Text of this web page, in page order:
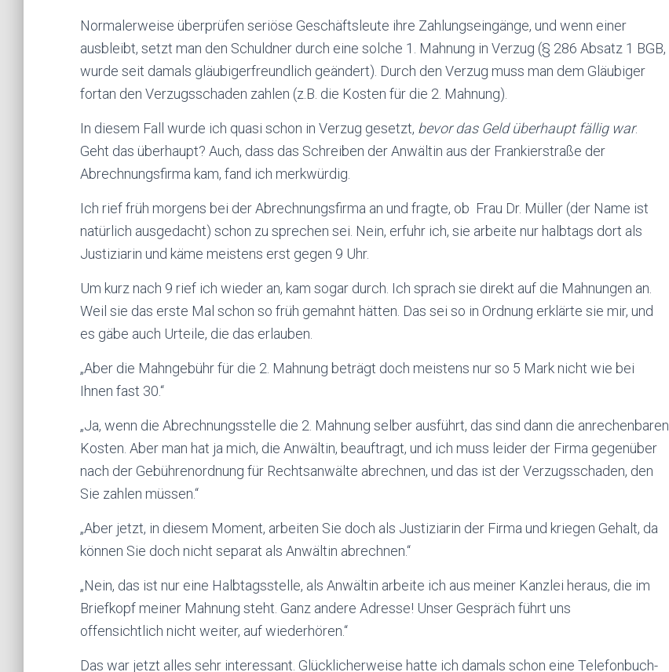
Normalerweise überprüfen seriöse Geschäftsleute ihre Zahlungseingänge, und wenn einer
ausbleibt, setzt man den Schuldner durch eine solche 1. Mahnung in Verzug (§ 286 Absatz 1 BGB,
wurde seit damals gläubigerfreundlich geändert). Durch den Verzug muss man dem Gläubiger
fortan den Verzugsschaden zahlen (z.B. die Kosten für die 2. Mahnung).
In diesem Fall wurde ich quasi schon in Verzug gesetzt, bevor das Geld überhaupt fällig war.
Geht das überhaupt? Auch, dass das Schreiben der Anwältin aus der Frankierstraße der
Abrechnungsfirma kam, fand ich merkwürdig.
Ich rief früh morgens bei der Abrechnungsfirma an und fragte, ob Frau Dr. Müller (der Name ist
natürlich ausgedacht) schon zu sprechen sei. Nein, erfuhr ich, sie arbeite nur halbtags dort als
Justiziarin und käme meistens erst gegen 9 Uhr.
Um kurz nach 9 rief ich wieder an, kam sogar durch. Ich sprach sie direkt auf die Mahnungen an.
Weil sie das erste Mal schon so früh gemahnt hätten. Das sei so in Ordnung erklärte sie mir, und
es gäbe auch Urteile, die das erlauben.
„Aber die Mahngebühr für die 2. Mahnung beträgt doch meistens nur so 5 Mark nicht wie bei
Ihnen fast 30.“
„Ja, wenn die Abrechnungsstelle die 2. Mahnung selber ausführt, das sind dann die anrechenbaren
Kosten. Aber man hat ja mich, die Anwältin, beauftragt, und ich muss leider der Firma gegenüber
nach der Gebührenordnung für Rechtsanwälte abrechnen, und das ist der Verzugsschaden, den
Sie zahlen müssen.“
„Aber jetzt, in diesem Moment, arbeiten Sie doch als Justiziarin der Firma und kriegen Gehalt, da
können Sie doch nicht separat als Anwältin abrechnen.“
„Nein, das ist nur eine Halbtagsstelle, als Anwältin arbeite ich aus meiner Kanzlei heraus, die im
Briefkopf meiner Mahnung steht. Ganz andere Adresse! Unser Gespräch führt uns
offensichtlich nicht weiter, auf wiederhören.“
Das war jetzt alles sehr interessant. Glücklicherweise hatte ich damals schon eine Telefonbuch-